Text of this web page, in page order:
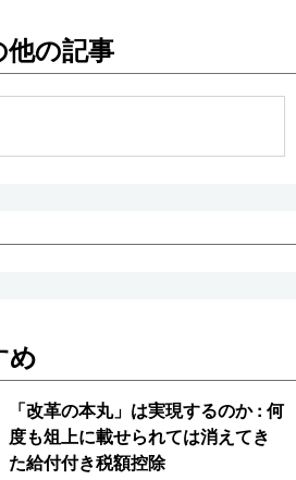
の記事
め
「改革の本丸」は実現するのか : 何
度も俎上に載せられては消えてき
た給付付き税額控除